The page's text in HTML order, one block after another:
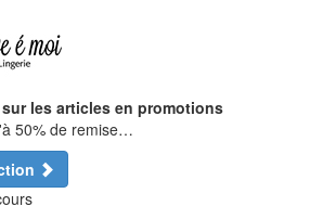
les articles en promotions
50% de remise…